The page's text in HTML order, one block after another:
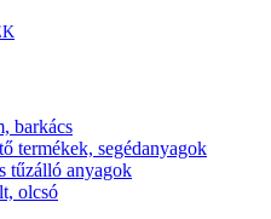
barkács
termékek, segédanyagok
tűzálló anyagok
olcsó